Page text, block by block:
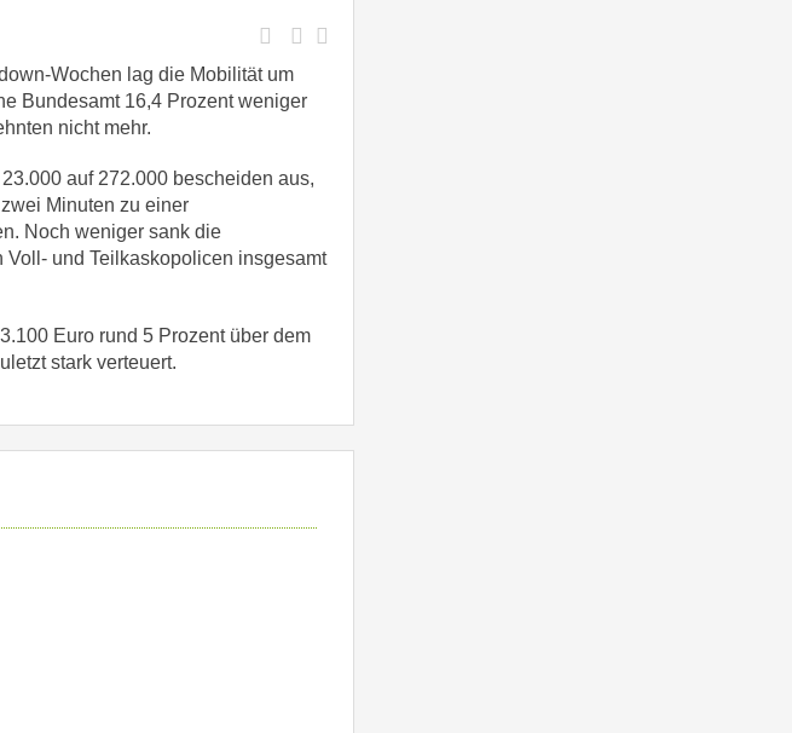
Wochen lag die Mobilität um
Bundesamt 16,4 Prozent weniger
nicht mehr.
auf 272.000 bescheiden aus,
Minuten zu einer
Noch weniger sank die
und Teilkaskopolicen insgesamt
Euro rund 5 Prozent über dem
stark verteuert.